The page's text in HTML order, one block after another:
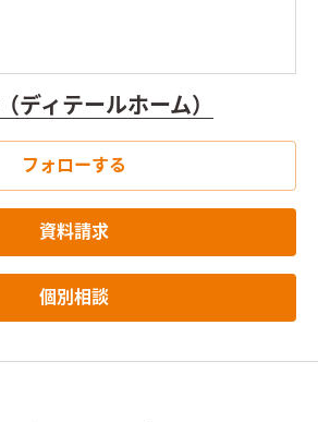
ディテールホーム）
フォローする
資料請求
個別相談